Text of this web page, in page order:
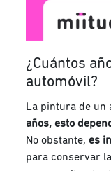
¿Cuántos
automóvil?
La pintura de un
años, esto
No obstante,es
para conservar